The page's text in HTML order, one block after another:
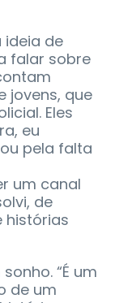
ideia de
falar sobre
jovens, que
Eles
eu
pela falta
um canal
de
histórias
“É um
de um